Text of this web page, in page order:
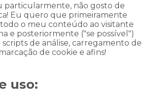
particularmente, não gosto de
Eu quero que primeiramente
o meu conteúdo ao visitante
e posteriormente ("se possível")
scripts de análise, carregamento de
de cookie e afins!
uso: